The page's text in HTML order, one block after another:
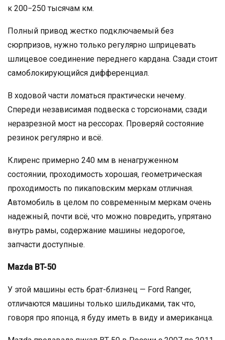
к 200−250 тысячам км.
Полный привод жестко подключаемый без
сюрпризов, нужно только регулярно шприцевать
шлицевое соединение переднего кардана. Сзади стоит
самоблокирующийся дифференциал.
В ходовой части ломаться практически нечему.
Спереди независимая подвеска с торсионами, сзади
неразрезной мост на рессорах. Проверяй состояние
резинок регулярно и всё.
Клиренс примерно 240 мм в ненагруженном
состоянии, проходимость хорошая, геометрическая
проходимость по пикаповским меркам отличная.
Автомобиль в целом по современным меркам очень
надежный, почти всё, что можно повредить, упрятано
внутрь рамы, содержание машины недорогое,
запчасти доступные.
Mazda BT-50
У этой машины есть брат-близнец — Ford Ranger,
отличаются машины только шильдиками, так что,
говоря про японца, я буду иметь в виду и американца.